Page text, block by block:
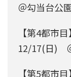
＠勾当台公
【第4都市
12/17(日)
【第5都市